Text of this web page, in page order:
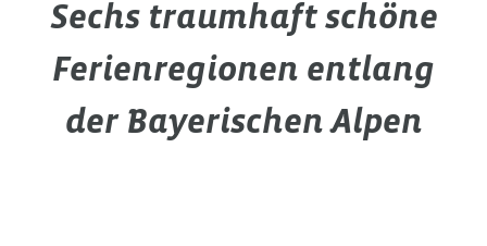
Sechs traumhaft schöne
Ferienregionen entlang
der Bayerischen Alpen